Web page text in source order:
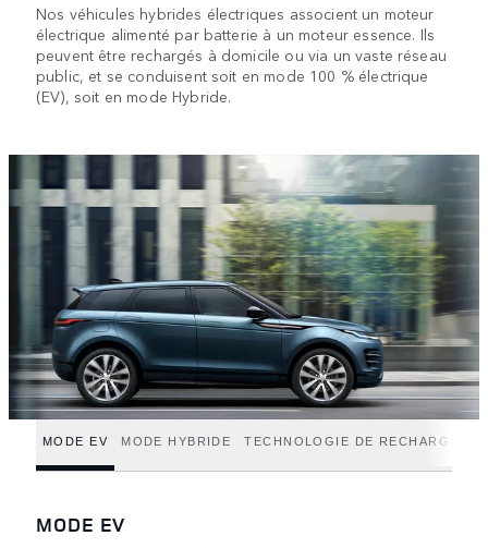
Nos véhicules hybrides électriques associent un moteur
électrique alimenté par batterie à un moteur essence. Ils
peuvent être rechargés à domicile ou via un vaste réseau
public, et se conduisent soit en mode 100 % électrique
(EV), soit en mode Hybride.
MODE EV MODE HYBRIDE TECHNOLOGIE DE RECHARGE
MODE EV